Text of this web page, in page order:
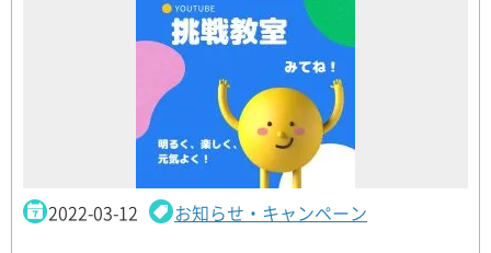
2022-03-12 お知らせ・キャンペーン